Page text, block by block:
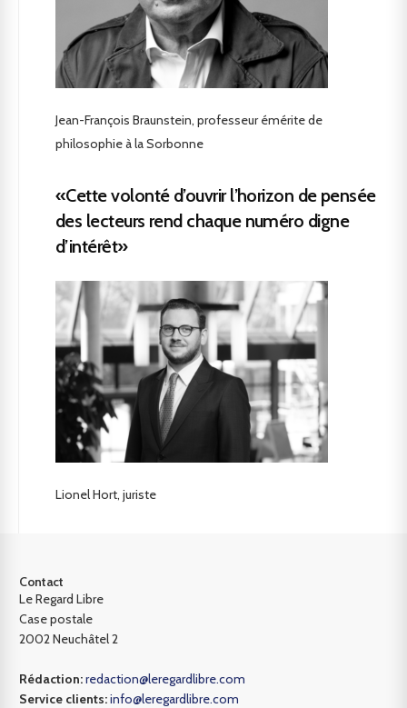
Jean-François Braunstein, professeur émérite de
philosophie à la Sorbonne
«Cette volonté d’ouvrir l’horizon de pensée
des lecteurs rend chaque numéro digne
d’intérêt»
Lionel Hort, juriste
Contact
Le Regard Libre
Case postale
2002 Neuchâtel 2
Rédaction:redaction@leregardlibre.com
Service clients:info@leregardlibre.com